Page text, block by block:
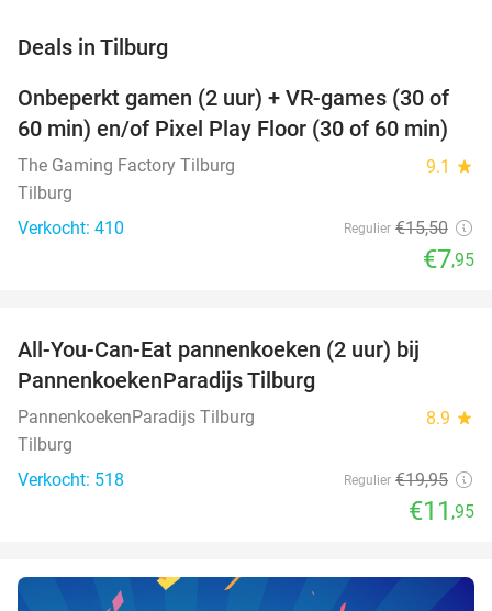
Deals in Tilburg
49%
Onbeperkt gamen (2 uur) + VR-games (30 of
60 min) en/of Pixel Play Floor (30 of 60 min)
The Gaming Factory Tilburg 9.1 star
Tilburg
Verkocht: 410
Regulier €15,50
€7,95
All-You-Can-Eat pannenkoeken (2 uur) bij
PannenkoekenParadijs Tilburg
PannenkoekenParadijs Tilburg 8.9 star
Tilburg
Verkocht: 518
Regulier €19,95
€11 ,95